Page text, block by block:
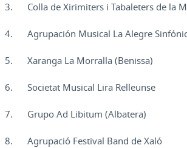
3. Colla de Xirimiters i Tabaleters de la
4. Agrupación Musical La Alegre
5. Xaranga La Morralla (Benissa)
6. Societat Musical Lira Relleunse
7. Grupo Ad Libitum (Albatera)
8. Agrupació Festival Band de Xaló